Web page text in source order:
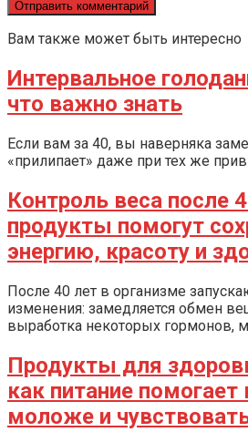
Вам также может быть интересно
Интервальное
что важно знать
Если вам за 40, вы наверняка
«прилипает» даже при тех же
Контроль веса после
продукты помогут
энергию, красоту и
После 40 лет в организме
изменения: замедляется обмен
выработка некоторых гормонов,
Продукты для
как питание
моложе и